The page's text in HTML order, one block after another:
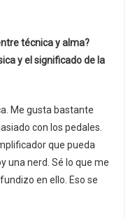
técnica y alma?
y el significado de la
Me gusta bastante
con los pedales.
que pueda
una nerd. Sé lo que me
en ello. Eso se